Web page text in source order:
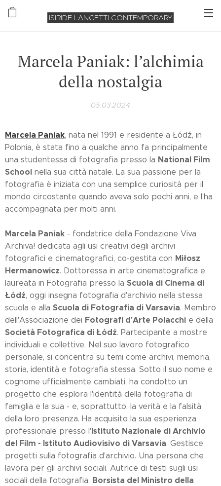
ISIRIDE LANCETTI CONTEMPORARY
Marcela Paniak: l’alchimia
della nostalgia
05.03.2024
Marcela Paniak, nata nel 1991 e residente a Łódź, in
Polonia, è stata fino a qualche anno fa principalmente
una studentessa di fotografia presso la National Film
School nella sua città natale. La sua passione per la
fotografia è iniziata con una semplice curiosità per il
mondo circostante quando aveva solo pochi anni, e l'ha
accompagnata per molti anni.
Marcela Paniak - fondatrice della Fondazione Viva
Archiva! dedicata agli usi creativi degli archivi
fotografici e cinematografici, co-gestita con Miłosz
Hermanowicz. Dottoressa in arte cinematografica e
laureata in Fotografia presso la Scuola di Cinema di
Łódź, oggi insegna fotografia d'archivio nella stessa
scuola e alla Scuola di Fotografia di Varsavia. Membro
dell'Associazione dei Fotografi d'Arte Polacchi e della
Società Fotografica di Łódź. Partecipante a mostre
individuali e collettive. Nel suo lavoro fotografico
personale, si concentra su temi come archivi, memoria,
storia, identità e fotografia stessa. Sotto il suo nome e
cognome ufficialmente cambiati, ha condotto un
progetto che esplora l'identità della fotografia di
famiglia e la sua - e, soprattutto, la verità e la falsità
della loro presenza. Ha acquisito la sua esperienza
professionale presso l'Istituto Nazionale di Archivio
del Film - Istituto Audiovisivo di Varsavia. Gestisce
progetti sulla fotografia d'archivio. Una persona che
lavora per gli archivi sociali. Autrice di testi sugli usi
sociali della fotografia. Borsista del Ministro della